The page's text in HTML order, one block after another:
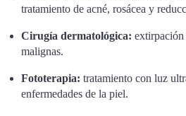
tratamiento de acné, rosácea y
Cirugía dermatológica: extirpación
malignas.
Fototerapia: tratamiento con luz
enfermedades de la piel.